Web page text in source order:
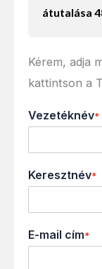
átutalása
Kérem, adja
kattintson a
Vezetéknév*
Keresztnév*
E-mail cím*